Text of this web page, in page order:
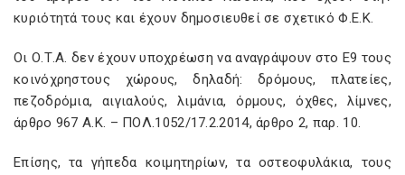
κυριότητά τους και έχουν δημοσιευθεί σε σχετικό Φ.Ε.Κ.
Οι Ο.Τ.Α. δεν έχουν υποχρέωση να αναγράψουν στο Ε9 τους
κοινόχρηστους χώρους, δηλαδή: δρόμους, πλατείες,
πεζοδρόμια, αιγιαλούς, λιμάνια, όρμους, όχθες, λίμνες,
άρθρο 967 Α.Κ. – ΠΟΛ.1052/17.2.2014, άρθρο 2, παρ. 10.
Επίσης, τα γήπεδα κοιμητηρίων, τα οστεοφυλάκια, τους